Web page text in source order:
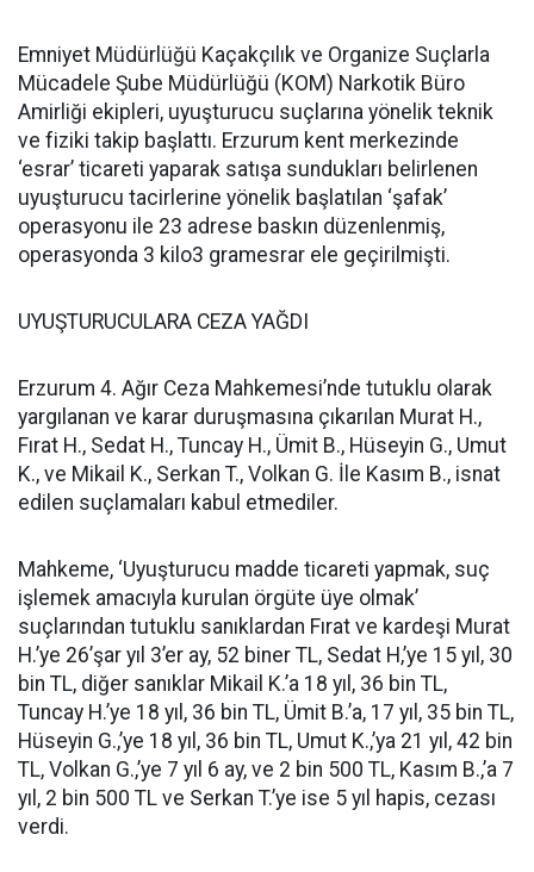
Emniyet Müdürlüğü Kaçakçılık ve Organize Suçlarla
Mücadele Şube Müdürlüğü (KOM) Narkotik Büro
Amirliği ekipleri, uyuşturucu suçlarına yönelik teknik
ve fiziki takip başlattı. Erzurum kent merkezinde
‘esrar’ ticareti yaparak satışa sundukları belirlenen
uyuşturucu tacirlerine yönelik başlatılan ‘şafak’
operasyonu ile 23 adrese baskın düzenlenmiş,
operasyonda 3 kilo3 gramesrar ele geçirilmişti.
UYUŞTURUCULARA CEZA YAĞDI
Erzurum 4. Ağır Ceza Mahkemesi’nde tutuklu olarak
yargılanan ve karar duruşmasına çıkarılan Murat H.,
Fırat H., Sedat H., Tuncay H., Ümit B., Hüseyin G., Umut
K., ve Mikail K., Serkan T., Volkan G. İle Kasım B., isnat
edilen suçlamaları kabul etmediler.
Mahkeme, ‘Uyuşturucu madde ticareti yapmak, suç
işlemek amacıyla kurulan örgüte üye olmak’
suçlarından tutuklu sanıklardan Fırat ve kardeşi Murat
H.’ye 26’şar yıl 3’er ay, 52 biner TL, Sedat H,’ye 15 yıl, 30
bin TL, diğer sanıklar Mikail K.’a 18 yıl, 36 bin TL,
Tuncay H.’ye 18 yıl, 36 bin TL, Ümit B.’a, 17 yıl, 35 bin TL,
Hüseyin G.,’ye 18 yıl, 36 bin TL, Umut K.,’ya 21 yıl, 42 bin
TL, Volkan G.,’ye 7 yıl 6 ay, ve 2 bin 500 TL, Kasım B.,’a 7
yıl, 2 bin 500 TL ve Serkan T.’ye ise 5 yıl hapis, cezası
verdi.